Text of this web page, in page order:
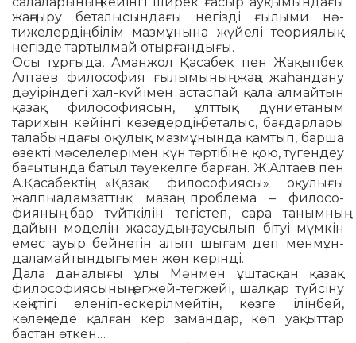
жаңғыру бе­талысындағы негізді ғылыми нә­
тижелердің білім мазмұнына жүйелі теориялық
негізде тартыл­май отырғандығы.
Осы тұрғыда, Аманжол Қаса­бек пен Жақыпбек
Алтаев фило­со­фия ғылымының жаңа жаһан­дану
дәуі­ріндегі хал-күйімен ас­таспай қала ал­майтын
қазақ философиясын, ұлт­тық дүние­таным
тарихын кейін­гі кезеңдер­дің беталыс, бағ­дар­лары
талабын­дағы оқулық маз­мұнында қамтып, барша
өзекті мәселелерімен күн тәртібіне қою, тү­гендеу
бағытында батыл тәуе­кел­ге барған. Ж.Алтаев пен
А.Қасабектің «Қазақ филосо­фия­сы» оқулығы
жалпы­адам­зат­тық мазаң проблема – филосо­
фияның бар түйткілін тегістеп, сара таным­ның
дайын моделін жасаудың тау­сылып бітуі мүмкін
емес ауыр бей­нетін алып шығам деп мен­мұн­
даламайтындығымен жөн кө­рінді.
Дала даналығы ұлы Мәнмен ұш­тасқан қазақ
философиясының егжей-тегжейі, шалқар түйсіну
кеңістігі еленіп-ескерілмейтін, көз­ге ілінбей,
көлеңкеде қалған кер замандар, көп уақыттар
бастан өт­кен…